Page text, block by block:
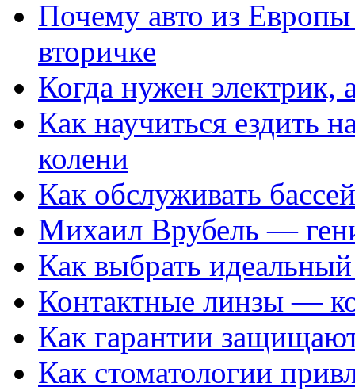
Почему авто из
вторичке
Когда нужен электрик,
Как научиться ездить
колени
Как обслуживать
Михаил Врубель —
Как выбрать
Контактные линзы —
Как гарантии
Как стоматологии